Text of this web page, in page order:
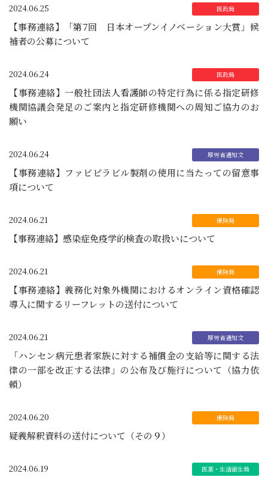
2024.06.25
【事務連絡】「第7回 日本オープンイノベーション大賞」候
補者の公募について
2024.06.24
【事務連絡】一般社団法人看護師の特定行為に係る指定研修
機関協議会発足のご案内と指定研修機関への周知ご協力のお
願い
2024.06.24
【事務連絡】ファビピラビル製剤の使用に当たっての留意事
項について
2024.06.21
【事務連絡】感染症免疫学的検査の取扱いについて
2024.06.21
【事務連絡】義務化対象外機関におけるオンライン資格確認
導入に関するリーフレットの送付について
2024.06.21
「ハンセン病元患者家族に対する補償金の支給等に関する法
律の一部を改正する法律」の公布及び施行について（協力依
頼）
2024.06.20
疑義解釈資料の送付について（その９）
2024.06.19